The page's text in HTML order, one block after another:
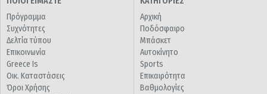
Πρόγραμμα
Συχνότητες
Δελτία τύπου
Επικοινωνία
Greece Is
Οικ. Καταστάσεις
Όροι Χρήσης
Αρχική
Ποδόσφαιρο
Μπάσκετ
Αυτοκίνητο
Sports
Επικαιρότητα
Βαθμολογίες